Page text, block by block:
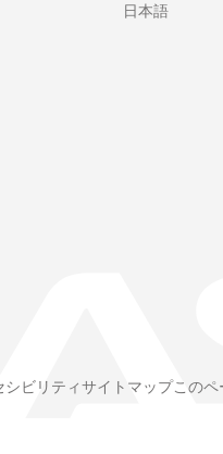
日本語
シビリティサイトマップこのペ